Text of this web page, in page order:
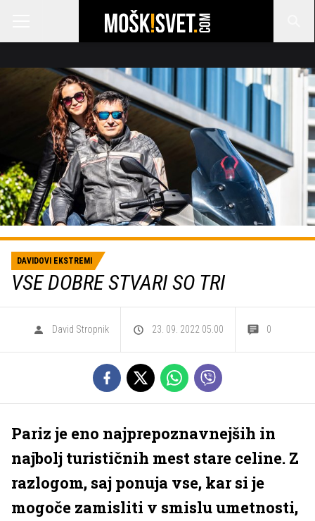
DAVIDOVI EKSTREMI
VSE DOBRE STVARI SO TRI
David Stropnik 23. 09. 2022 05.00 0
Pariz je eno najprepoznavnejših in
najbolj turističnih mest stare celine. Z
razlogom, saj ponuja vse, kar si je
mogoče zamisliti v smislu umetnosti,